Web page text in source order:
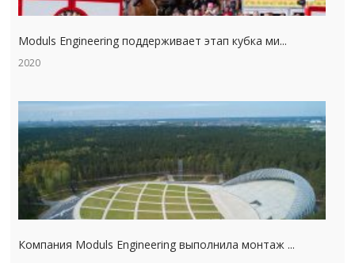
Moduls Engineering поддерживает этап кубка ми...
2020
Компания Moduls Engineering выполнила монтаж ...